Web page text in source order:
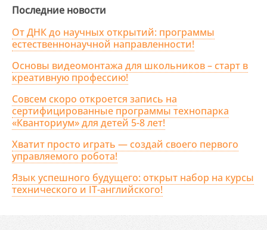
Последние новости
От ДНК до научных открытий: программы
естественнонаучной направленности!
Основы видеомонтажа для школьников – старт в
креативную профессию!
Совсем скоро откроется запись на
сертифицированные программы технопарка
«Кванториум» для детей 5-8 лет!
Хватит просто играть — создай своего первого
управляемого робота!
Язык успешного будущего: открыт набор на курсы
технического и IT-английского!